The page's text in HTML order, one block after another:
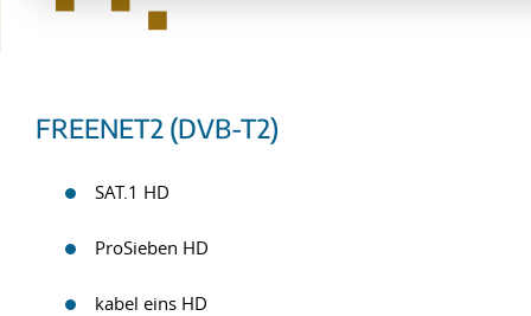
FREENET2 (DVB-T2)
SAT.1 HD
ProSieben HD
kabel eins HD